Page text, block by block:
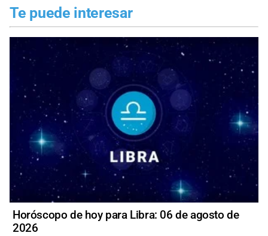
Te puede interesar
Horóscopo de hoy para Libra: 06 de agosto de
2026